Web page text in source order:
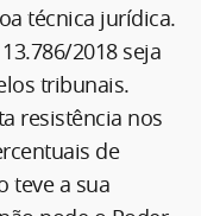
técnica jurídica.
2018 seja
tribunais.
resistência nos
de
teve a sua